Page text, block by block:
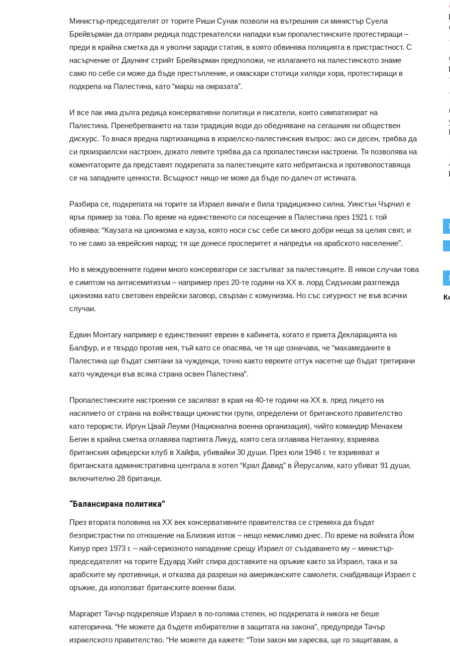
Министър-председателят от торите Риши Сунак позволи на вътрешния си министър Суела
Брейвърман да отправи редица подстрекателски нападки към пропалестинските протестиращи –
преди в крайна сметка да я уволни заради статия, в която обвинява полицията в пристрастност. С
насърчение от Даунинг стрийт Брейвърман предположи, че излагането на палестинското знаме
само по себе си може да бъде престъпление, и омаскари стотици хиляди хора, протестиращи в
подкрепа на Палестина, като “марш на омразата”.
И все пак има дълга редица консервативни политици и писатели, които симпатизират на
Палестина. Пренебрегването на тази традиция води до обедняване на сегашния ни обществен
дискурс. То внася вредна партизанщина в израелско-палестинския въпрос: ако си десен, трябва да
си произраелски настроен, докато левите трябва да са пропалестински настроени. Тя позволява на
коментаторите да представят подкрепата за палестинците като небританска и противопоставяща
се на западните ценности. Всъщност нищо не може да бъде по-далеч от истината.
Разбира се, подкрепата на торите за Израел винаги е била традиционно силна. Уинстън Чърчил е
ярък пример за това. По време на единственото си посещение в Палестина през 1921 г. той
обявява: “Каузата на ционизма е кауза, която носи със себе си много добри неща за целия свят, и
то не само за еврейския народ; тя ще донесе просперитет и напредък на арабското население”.
Но в междувоенните години много консерватори се застъпват за палестинците. В някои случаи това
е симптом на антисемитизъм – например през 20-те години на ХХ в. лорд Сидънхам разглежда
ционизма като световен еврейски заговор, свързан с комунизма. Но със сигурност не във всички
случаи.
Едвин Монтагу например е единственият евреин в кабинета, когато е приета Декларацията на
Балфур, и е твърдо против нея, тъй като се опасява, че тя ще означава, че “махамеданите в
Палестина ще бъдат смятани за чужденци, точно както евреите оттук насетне ще бъдат третирани
като чужденци във всяка страна освен Палестина”.
Пропалестинските настроения се засилват в края на 40-те години на ХХ в. пред лицето на
насилието от страна на войнстващи ционистки групи, определени от британското правителство
като терористи. Иргун Цвай Леуми (Национална военна организация), чийто командир Менахем
Бегин в крайна сметка оглавява партията Ликуд, която сега оглавява Нетаняху, взривява
британския офицерски клуб в Хайфа, убивайки 30 души. През юли 1946 г. те взривяват и
британската административна централа в хотел “Крал Давид” в Йерусалим, като убиват 91 души,
включително 28 британци.
“Балансирана политика”
През втората половина на ХХ век консервативните правителства се стремяха да бъдат
безпристрастни по отношение на Близкия изток – нещо немислимо днес. По време на войната Йом
Кипур през 1973 г. – най-сериозното нападение срещу Израел от създаването му – министър-
председателят на торите Едуард Хийт спира доставките на оръжие както за Израел, така и за
арабските му противници, и отказва да разреши на американските самолети, снабдяващи Израел с
оръжие, да използват британските военни бази.
Маргарет Тачър подкрепяше Израел в по-голяма степен, но подкрепата ѝ никога не беше
категорична. “Не можете да бъдете избирателни в защитата на закона”, предупреди Тачър
израелското правителство. “Не можете да кажете: “Този закон ми харесва, ще го защитавам, а